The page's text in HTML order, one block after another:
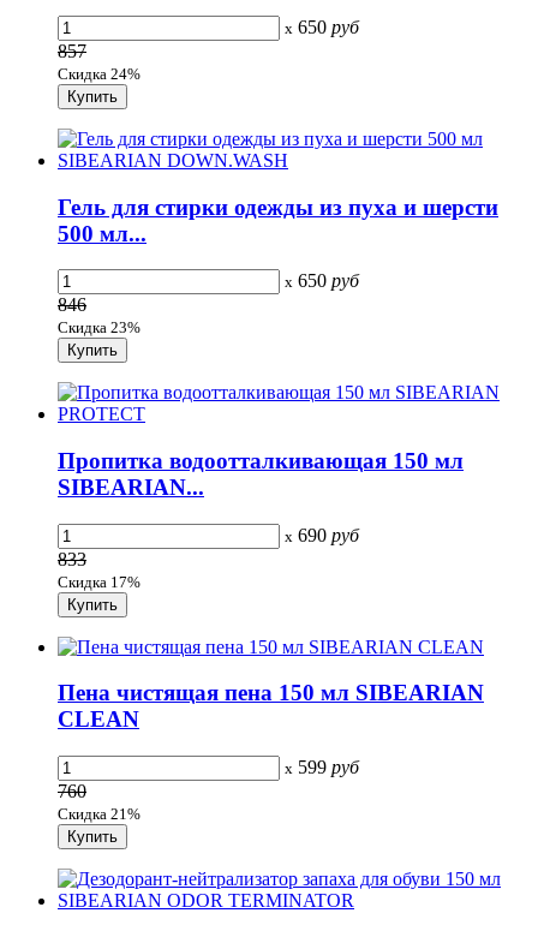
x 650 руб
857
Скидка 24%
Гель для стирки одежды из пуха и шерсти
500 мл...
x 650 руб
846
Скидка 23%
Пропитка водоотталкивающая 150 мл
SIBEARIAN...
x 690 руб
833
Скидка 17%
Пена чистящая пена 150 мл SIBEARIAN
CLEAN
x 599 руб
760
Скидка 21%